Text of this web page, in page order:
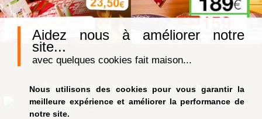
Aidez nous à améliorer notre
site...
avec quelques cookies fait maison...
Nous utilisons des cookies pour vous garantir la
meilleure expérience et améliorer la performance de
notre site.
Notre auberge est adhérente à la charte